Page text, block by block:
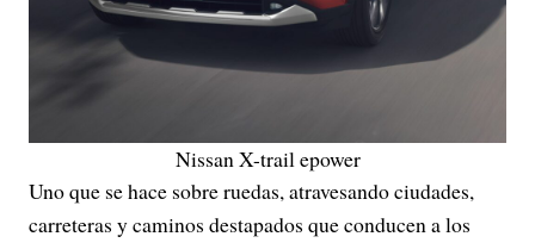
Nissan X-trail epower
Uno que se hace sobre ruedas, atravesando ciudades,
carreteras y caminos destapados que conducen a los